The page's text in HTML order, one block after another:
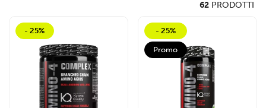
62 PRODOTTI
- 25% - 25%
Promo